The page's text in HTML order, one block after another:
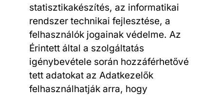
statisztikakészítés, az informatikai
rendszer technikai fejlesztése, a
felhasználók jogainak védelme. Az
Érintett által a szolgáltatás
igénybevétele során hozzáférhetővé
tett adatokat az Adatkezelők
felhasználhatják arra, hogy